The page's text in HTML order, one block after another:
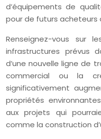
d’équipements de
pour de futurs acheteurs
Renseignez-vous sur
infrastructures prévus
d’une nouvelle ligne de
commercial ou la
significativement
propriétés
aux projets qui
comme la construction